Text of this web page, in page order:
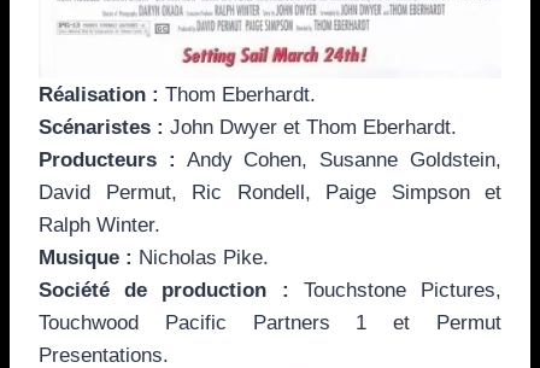
Réalisation : Thom Eberhardt.
Scénaristes : John Dwyer et Thom Eberhardt.
Producteurs : Andy Cohen, Susanne Goldstein,
David Permut, Ric Rondell, Paige Simpson et
Ralph Winter.
Musique : Nicholas Pike.
Société de production : Touchstone Pictures,
Touchwood Pacific Partners 1 et Permut
Presentations.